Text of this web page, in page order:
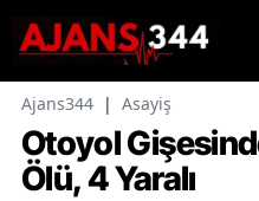
Ajans344 | Asayiş
Otoyol
Ölü, 4 Yaralı